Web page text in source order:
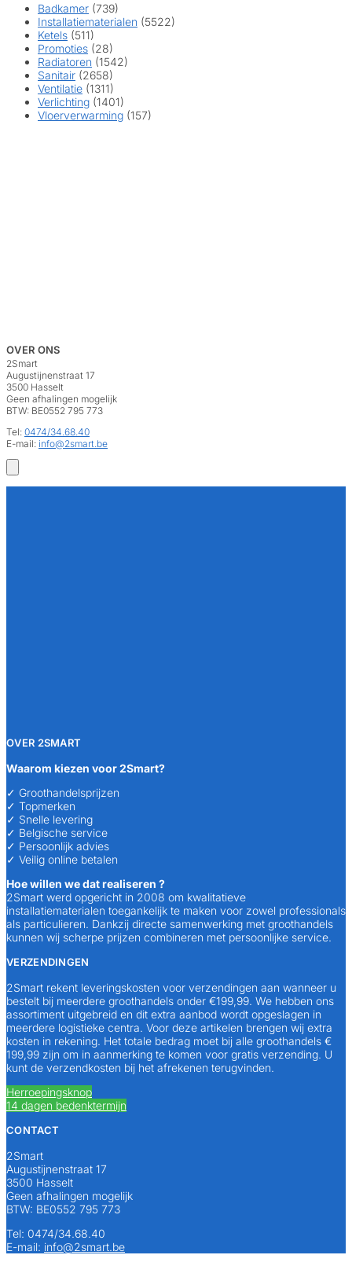
Badkamer (739)
Installatiematerialen (5522)
Ketels (511)
Promoties (28)
Radiatoren (1542)
Sanitair (2658)
Ventilatie (1311)
Verlichting (1401)
Vloerverwarming (157)
OVER ONS
2Smart
Augustijnenstraat 17
3500 Hasselt
Geen afhalingen mogelijk
BTW: BE0552 795 773
Tel: 0474/34.68.40
E-mail: info@2smart.be
OVER 2SMART
Waarom kiezen voor 2Smart?
✓ Groothandelsprijzen
✓ Topmerken
✓ Snelle levering
✓ Belgische service
✓ Persoonlijk advies
✓ Veilig online betalen
Hoe willen we dat realiseren ?
2Smart werd opgericht in 2008 om kwalitatieve
installatiematerialen toegankelijk te maken voor zowel professionals
als particulieren. Dankzij directe samenwerking met groothandels
kunnen wij scherpe prijzen combineren met persoonlijke service.
VERZENDINGEN
2Smart rekent leveringskosten voor verzendingen aan wanneer u
bestelt bij meerdere groothandels onder €199,99. We hebben ons
assortiment uitgebreid en dit extra aanbod wordt opgeslagen in
meerdere logistieke centra. Voor deze artikelen brengen wij extra
kosten in rekening. Het totale bedrag moet bij alle groothandels €
199,99 zijn om in aanmerking te komen voor gratis verzending. U
kunt de verzendkosten bij het afrekenen terugvinden.
Herroepingsknop
14 dagen bedenktermijn
CONTACT
2Smart
Augustijnenstraat 17
3500 Hasselt
Geen afhalingen mogelijk
BTW: BE0552 795 773
Tel: 0474/34.68.40
E-mail: info@2smart.be